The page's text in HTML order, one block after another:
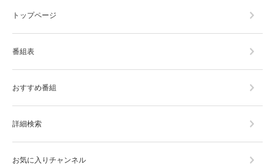
トップページ
番組表
おすすめ番組
詳細検索
お気に入りチャンネル